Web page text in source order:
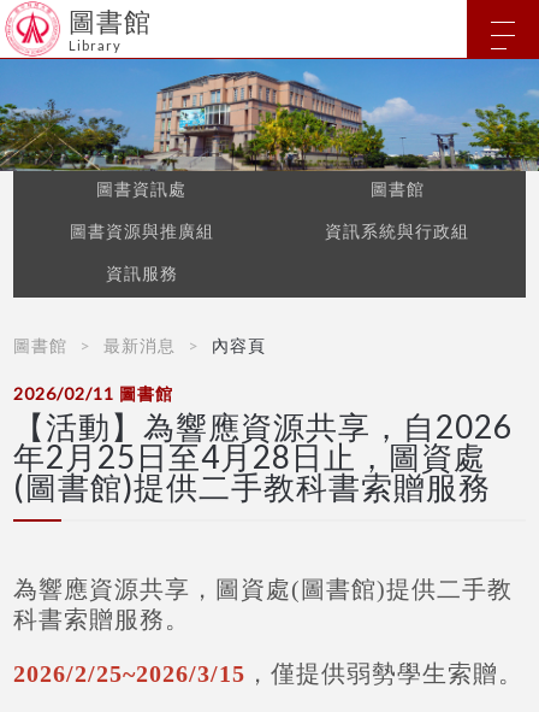
圖書館
Library
圖書資訊處 圖書館
圖書資源與推廣組 資訊系統與行政組
資訊服務
圖書館 最新消息 內容頁
2026/02/11 圖書館
【活動】為響應資源共享，自2026
年2月25日至4月28日止，圖資處
(圖書館)提供二手教科書索贈服務
為響應資源共享，圖資處(圖書館)提供二手教
科書索贈服務。
2026/2/25~2026/3/15 ，僅提供弱勢學生索贈。